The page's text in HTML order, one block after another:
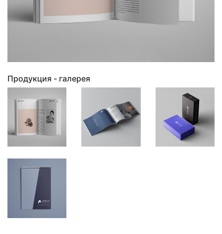
Продукция - галерея